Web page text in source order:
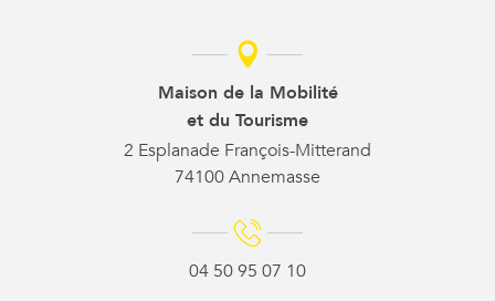
Maison de la Mobilité
et du Tourisme
2 Esplanade François-Mitterand
74100 Annemasse
04 50 95 07 10